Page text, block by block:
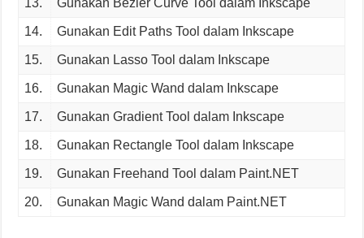
13. Gunakan Bezier Curve Tool dalam Inkscape
14. Gunakan Edit Paths Tool dalam Inkscape
15. Gunakan Lasso Tool dalam Inkscape
16. Gunakan Magic Wand dalam Inkscape
17. Gunakan Gradient Tool dalam Inkscape
18. Gunakan Rectangle Tool dalam Inkscape
19. Gunakan Freehand Tool dalam Paint.NET
20. Gunakan Magic Wand dalam Paint.NET